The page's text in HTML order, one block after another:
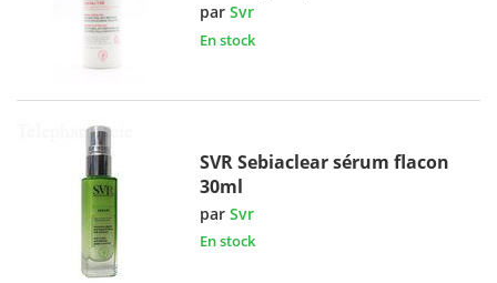
parSvr
En stock
SVR Sebiaclear sérum flacon
30ml
parSvr
En stock